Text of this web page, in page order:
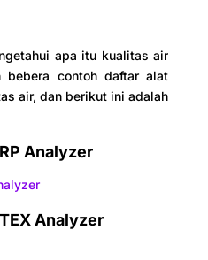
apa itu kualitas air
bebera contoh daftar alat
air, dan berikut ini adalah
Analyzer
Analyzer